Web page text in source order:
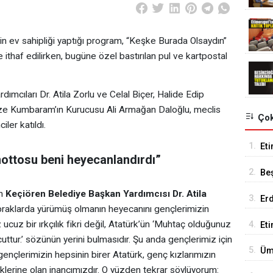
sahipliği yaptığı program, “Keşke Burada Olsaydın”
ithaf edilirken, bugüne özel bastırılan pul ve kartpostal
Dr. Atila Zorlu ve Celal Biçer, Halide Edip
Kumbaram’ın Kurucusu Ali Armağan Daloğlu, meclis
katıldı.
beni heyecanlandırdı”
Keçiören Belediye Başkan Yardımcısı Dr. Atila
yürümüş olmanın heyecanını gençlerimizin
bir ırkçılık fikri değil, Atatürk’ün ‘Muhtaç olduğunuz
sözünün yerini bulmasıdır. Şu anda gençlerimiz için
hepsinin birer Atatürk, genç kızlarımızın
olan inancımızdır. O yüzden tekrar söylüyorum:
1.
2.
3.
4.
5.